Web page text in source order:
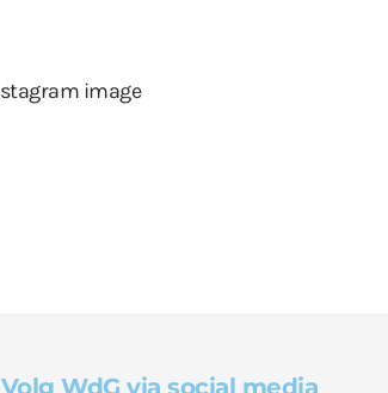
Volg WdG via social media